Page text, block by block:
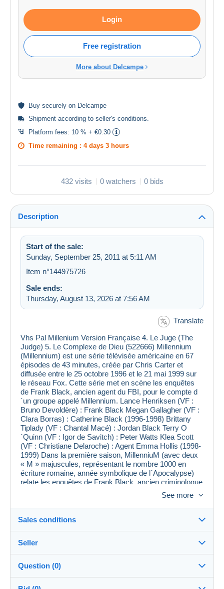
Login
Free registration
More about Delcampe
Buy securely on Delcampe
Shipment according to seller's conditions.
Platform fees: 10 % + €0.30
Time remaining : 4 days 3 hours
432 visits 0 watchers 0 bids
Description
Start of the sale:
Sunday, September 25, 2011 at 5:11 AM
Item n°144975726
Sale ends:
Thursday, August 13, 2026 at 7:56 AM
Translate
Vhs Pal Millenium Version Française 4. Le Juge (The
Judge) 5. Le Complexe de Dieu (522666) Millennium
(Millennium) est une série télévisée américaine en 67
épisodes de 43 minutes, créée par Chris Carter et
diffusée entre le 25 octobre 1996 et le 21 mai 1999 sur
le réseau Fox. Cette série met en scène les enquêtes
de Frank Black, ancien agent du FBI, pour le compte d
´un groupe appelé Millennium. Lance Henriksen (VF :
Bruno Devoldère) : Frank Black Megan Gallagher (VF :
Clara Borras) : Catherine Black (1996-1998) Brittany
Tiplady (VF : Chantal Macé) : Jordan Black Terry O
´Quinn (VF : Igor de Savitch) : Peter Watts Klea Scott
(VF : Christiane Delaroche) : Agent Emma Hollis (1998-
1999) Dans la première saison, MillenniuM (avec deux
« M » majuscules, représentant le nombre 1000 en
écriture romaine, année symbolique de l´Apocalypse)
relate les enquêtes de Frank Black, ancien criminologue
du FBI désormais retraité. Black est affublé d´une
caractéristique étrange qu´il appelle sa « malédiction »
(voir épisode : la malédiction de Frank Black). En
présence d´un lieu du crime, il a des visions floues et
avec sa femme Catherine et sa fille Jordan dans une
paisible maison jaune, Frank Black continue néanmoins
ses enquêtes en tant que consultant auprès du groupe
MillenniuM, spécialisé dans les affaires de tueurs en
See more
Sales conditions
Destination:
See the list of countries
Shipping:
Seller
flupkeke--%(2032x)
Question (0)